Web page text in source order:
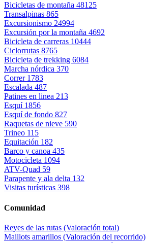
Bicicletas de montaña 48125
Transalpinas 865
Excursionismo 24994
Excursión por la montaña 4692
Bicicleta de carreras 10444
Ciclorrutas 8765
Bicicleta de trekking 6084
Marcha nórdica 370
Correr 1783
Escalada 487
Patines en linea 213
Esquí 1856
Esquí de fondo 827
Raquetas de nieve 590
Trineo 115
Equitación 182
Barco y canoa 435
Motocicleta 1094
ATV-Quad 59
Parapente y ala delta 132
Visitas turísticas 398
Comunidad
Reyes de las rutas (Valoración total)
Maillots amarillos (Valoración del recorrido)